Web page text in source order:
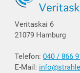
Veritaskai 6
21079 Hamburg
Telefon: 040 / 866
E-Mail: